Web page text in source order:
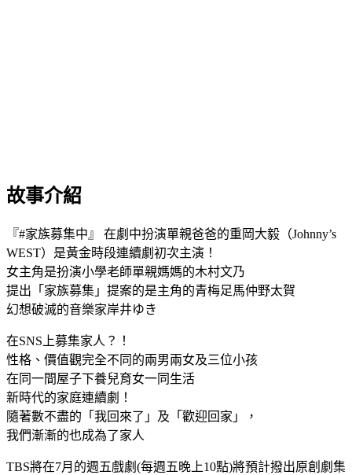
故事介紹
『#家族募集中』 在劇中扮演單親爸爸的重岡大毅（Johnny’s
WEST）是黃金時段連續劇初次主演！
女主角是扮演小學老師單親媽媽的木村文乃
提出「家族募集」提案的是主角的青梅足馬仲野太賀
幻想破滅的音樂家岸井ゆき
在SNS上募集家人？！
性格、價值觀完全不同的兩男兩女及三位小孩
在同一間屋子下養兒育女一同生活
新時代的家庭連續劇！
隨著數不盡的「我回來了」及「歡迎回家」，
我們漸漸的也成為了家人
TBS將在7月的週五戲劇(每週五晚上10點)將預計撥出原創劇集